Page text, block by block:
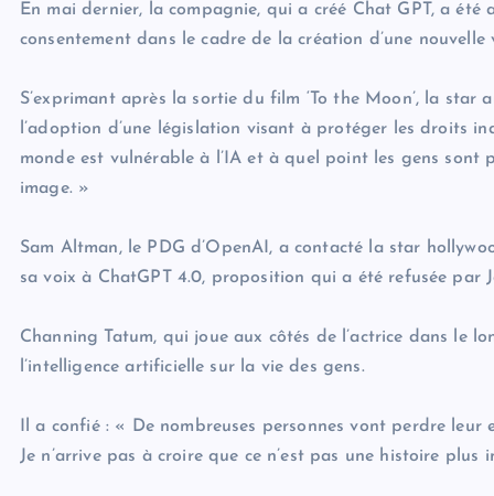
En mai dernier, la compagnie, qui a créé Chat GPT, a été
consentement dans le cadre de la création d’une
S’exprimant après la sortie du film ‘To the Moon’, la
l’adoption d’une législation visant à protéger les droits
monde est vulnérable à l’IA et à quel point les gens
image. »
Sam Altman, le PDG d’OpenAI, a contacté la star
sa voix à ChatGPT 4.0, proposition qui a été refusée par
Channing Tatum, qui joue aux côtés de l’actrice dans le
l’intelligence artificielle sur la vie des gens.
Il a confié : « De nombreuses personnes vont perdre
Je n’arrive pas à croire que ce n’est pas une histoire plus